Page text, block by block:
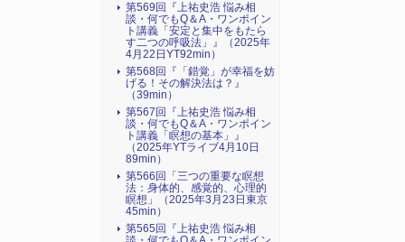
第569回『上祐史浩 悩み相
談・何でもQ＆A・ワンポイン
ト講義「安定と集中をもたら
す二つの呼吸法」』（2025年
4月22日YT92min）
第568回『「錯覚」が幸福を妨
げる！その解決法は？』
（39min）
第567回『上祐史浩 悩み相
談・何でもQ＆A・ワンポイン
ト講義「瞑想の基本」』
（2025年YTライブ4月10日
89min）
第566回「三つの重要な瞑想
法：身体的、感覚的、心理的
瞑想」（2025年3月23日東京
45min）
第565回『上祐史浩 悩み相